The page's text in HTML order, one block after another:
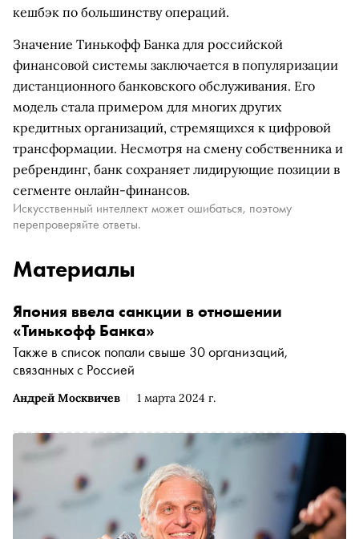
кешбэк по большинству операций.
Значение Тинькофф Банка для российской
финансовой системы заключается в популяризации
дистанционного банковского обслуживания. Его
модель стала примером для многих других
кредитных организаций, стремящихся к цифровой
трансформации. Несмотря на смену собственника и
ребрендинг, банк сохраняет лидирующие позиции в
сегменте онлайн-финансов.
Искусственный интеллект может ошибаться, поэтому
перепроверяйте ответы.
Материалы
Андрей Москвичев 1 марта 2024 г.
Япония ввела санкции в отношении
«Тинькофф Банка»
Также в список попали свыше 30 организаций,
связанных с Россией